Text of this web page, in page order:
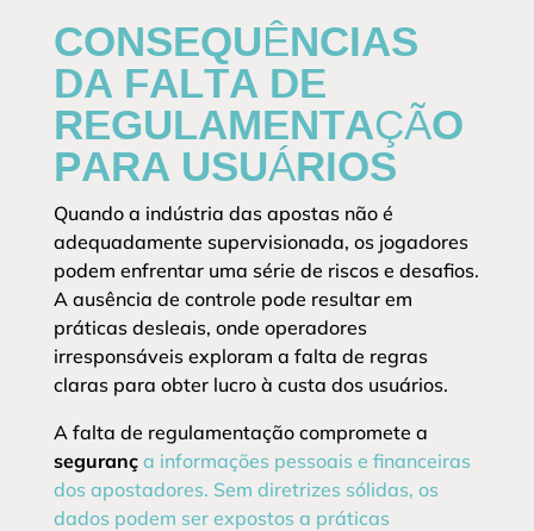
CONSEQUÊNCIAS
DA FALTA DE
REGULAMENTAÇÃO
PARA USUÁRIOS
Quando a indústria das apostas não é
adequadamente supervisionada, os jogadores
podem enfrentar uma série de riscos e desafios.
A ausência de controle pode resultar em
práticas desleais, onde operadores
irresponsáveis exploram a falta de regras
claras para obter lucro à custa dos usuários.
A falta de regulamentação compromete a
segurança informações pessoais e financeiras
dos apostadores. Sem diretrizes sólidas, os
dados podem ser expostos a práticas